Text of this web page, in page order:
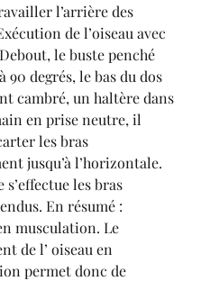
l’arrière des
de l’oiseau avec
le buste penché
90 degrés, le bas du dos
cambré, un haltère dans
en prise neutre, il
les bras
jusqu’à l’horizontale.
s’effectue les bras
En résumé :
musculation. Le
de l’ oiseau en
permet donc de